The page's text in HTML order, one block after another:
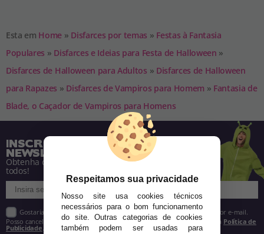
Esta em Home » Disfarces por temas » Festas à Fantasia
Populares » Disfarces e Ideias para Festa de Halloween »
Disfarces de Halloween para Adultos » Disfarces de Halloween
para Rapazes » Disfarces de Vampiros para Homem » Fantasia de
Blade, o Caçador de Vampiros para Homens
INSCREVA-SE NA NOSSA
NEWSLETTER
Obtenha descontos e saiba de tudo antes de
todos!
Gostaria de receber descontos exclusivos, novidades e tendências por e-mail.
Posso cancelar a inscrição a qualquer momento, conforme estipulado na Política de
Publicidade
Respeitamos sua privacidade
Nosso site usa cookies técnicos
necessários para o bom funcionamento
do site. Outras categorias de cookies
também podem ser usadas para